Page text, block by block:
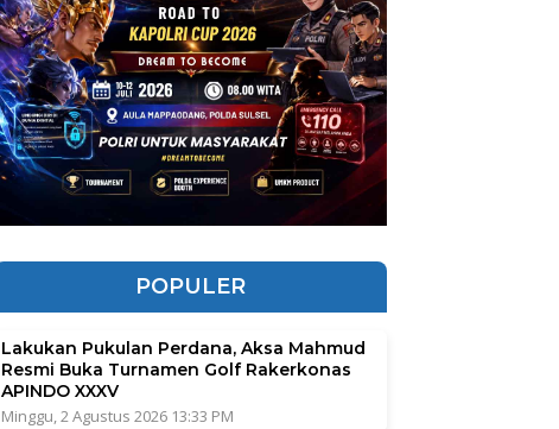
POPULER
Lakukan Pukulan Perdana, Aksa Mahmud
Resmi Buka Turnamen Golf Rakerkonas
APINDO XXXV
Minggu, 2 Agustus 2026 13:33 PM